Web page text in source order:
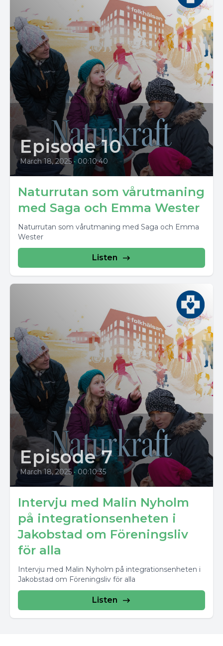
Episode 10
March 18, 2025 • 00:10:40
Naturrutan som vårutmaning
med Saga och Emma Wester
Naturrutan som vårutmaning med Saga och Emma
Wester
Listen
Episode 7
March 18, 2025 • 00:10:35
Intervju med Malin Nyholm
på integrationsenheten i
Jakobstad om Föreningsliv
för alla
Intervju med Malin Nyholm på integrationsenheten i
Jakobstad om Föreningsliv för alla
Listen